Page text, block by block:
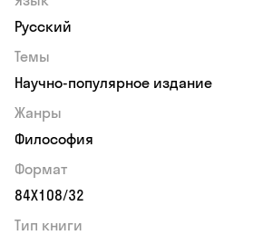
Русский
Темы
Научно-популярное издание
Жанры
Философия
Формат
84Х108/32
Тип книги